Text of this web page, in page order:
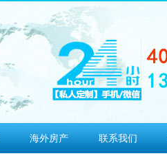
海外房产 联系我们